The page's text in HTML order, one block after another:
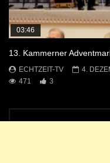
03:46
13. Kammerner
ECHTZEIT-TV
4.
471
3